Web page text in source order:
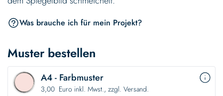
Was brauche ich für mein Projekt?
Muster bestellen
A4 - Farbmuster
3,00 Euro inkl. Mwst., zzgl. Versand.